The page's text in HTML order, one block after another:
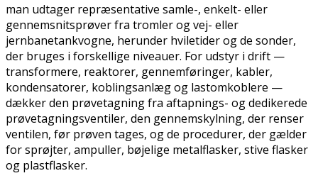
man udtager repræsentative samle-, enkelt- eller
gennemsnitsprøver fra tromler og vej- eller
jernbanetankvogne, herunder hviletider og de sonder,
der bruges i forskellige niveauer. For udstyr i drift —
transformere, reaktorer, gennemføringer, kabler,
kondensatorer, koblingsanlæg og lastomkoblere —
dækker den prøvetagning fra aftapnings- og dedikerede
prøvetagningsventiler, den gennemskylning, der renser
ventilen, før prøven tages, og de procedurer, der gælder
for sprøjter, ampuller, bøjelige metalflasker, stive flasker
og plastflasker.